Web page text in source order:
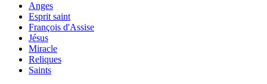
Anges
Esprit saint
François d'Assise
Jésus
Miracle
Reliques
Saints